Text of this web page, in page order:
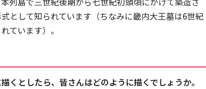
として知られています（ちなみに畿内大王墓は6世紀
ています）。
くとしたら、皆さんはどのように描くでしょうか。